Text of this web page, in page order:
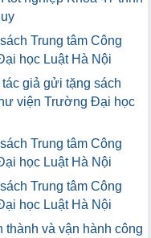
Trung tâm Công
học Luật Hà Nội
giả gửi tặng sách
viện Trường Đại học
Trung tâm Công
học Luật Hà Nội
Trung tâm Công
học Luật Hà Nội
thành và vận hành công